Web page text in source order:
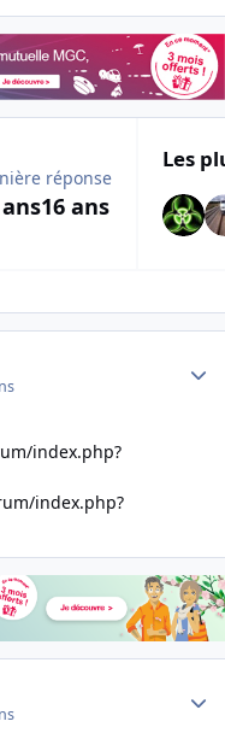
réponse
16 ans
Les
topic overview
index.php?
index.php?